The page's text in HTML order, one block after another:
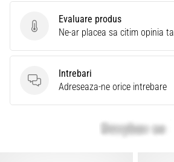
Evaluare produs
Evaluare produs
Ne-ar placea sa citim opinia ta
Intrebari
Intrebari
Adreseaza-ne orice intrebare